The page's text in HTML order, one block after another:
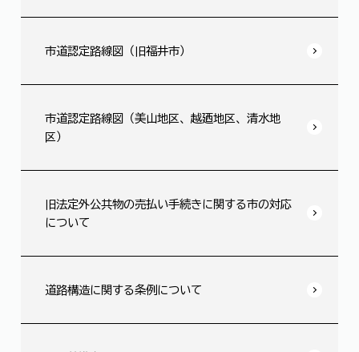
市道認定路線図（旧福井市）
市道認定路線図（美山地区、越廼地区、清水地
区）
旧法定外公共物の売払い手続きに関する市の対応
について
道路構造に関する条例について